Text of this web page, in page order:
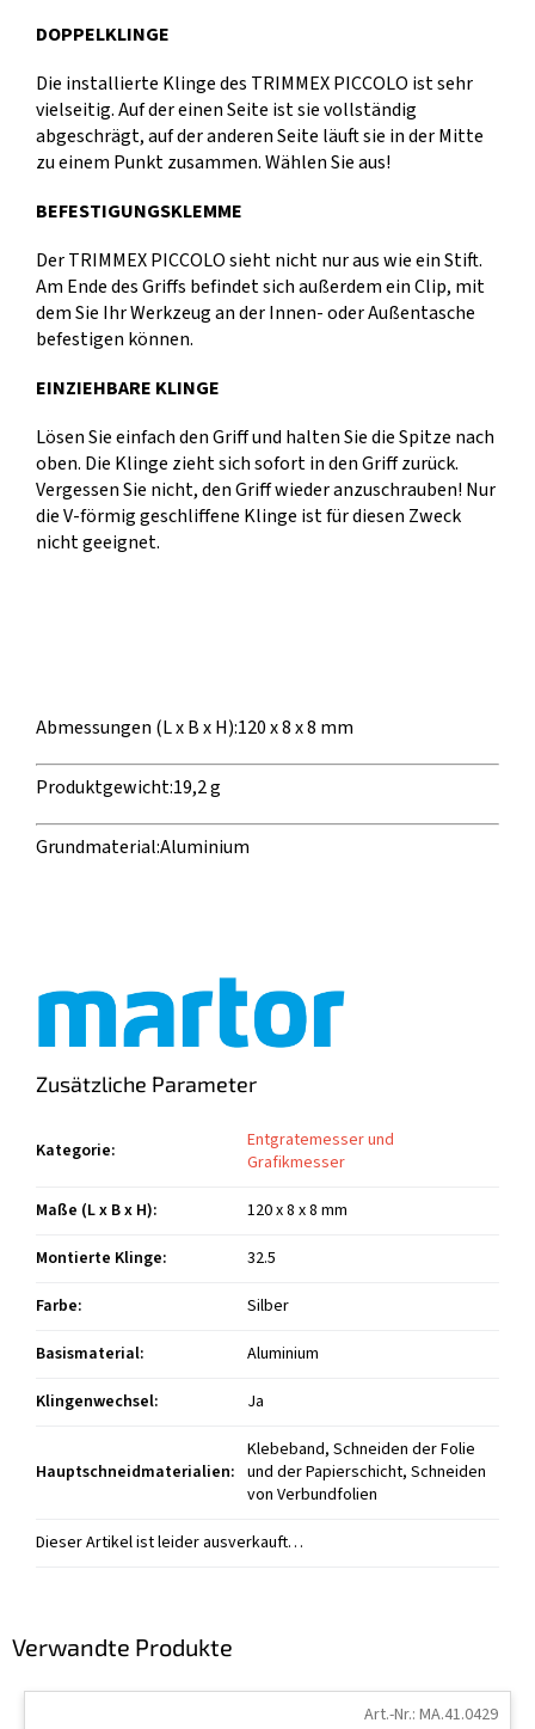
Verwandte Produkte
Art.-Nr.: MA.41.0429
DOPPELKLINGE
Die installierte Klinge des TRIMMEX PICCOLO ist sehr
vielseitig. Auf der einen Seite ist sie vollständig
abgeschrägt, auf der anderen Seite läuft sie in der Mitte
zu einem Punkt zusammen. Wählen Sie aus!
BEFESTIGUNGSKLEMME
Der TRIMMEX PICCOLO sieht nicht nur aus wie ein Stift.
Am Ende des Griffs befindet sich außerdem ein Clip, mit
dem Sie Ihr Werkzeug an der Innen- oder Außentasche
befestigen können.
EINZIEHBARE KLINGE
Lösen Sie einfach den Griff und halten Sie die Spitze nach
oben. Die Klinge zieht sich sofort in den Griff zurück.
Vergessen Sie nicht, den Griff wieder anzuschrauben! Nur
die V-förmig geschliffene Klinge ist für diesen Zweck
nicht geeignet.
Abmessungen (L x B x H):120 x 8 x 8 mm
Produktgewicht:19,2 g
Grundmaterial:Aluminium
Zusätzliche Parameter
Kategorie:
Entgratemesser und
Grafikmesser
Maße (L x B x H):
120 x 8 x 8 mm
Montierte Klinge:
32.5
Farbe:
Silber
Basismaterial:
Aluminium
Klingenwechsel: Ja
Hauptschneidmaterialien:
Klebeband, Schneiden der Folie
und der Papierschicht, Schneiden
von Verbundfolien
Dieser Artikel ist leider ausverkauft…